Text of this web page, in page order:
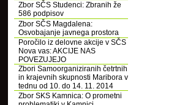
Zbor SČS Studenci: Zbranih že
586 podpisov
Zbor SČS Magdalena:
Osvobajanje javnega prostora
Poročilo iz delovne akcije v SČS
Nova vas: AKCIJE NAS
POVEZUJEJO
Zbori Samoorganiziranih četrtnih
in krajevnih skupnosti Maribora v
tednu od 10. do 14. 11. 2014
Zbor SKS Kamnica: O prometni